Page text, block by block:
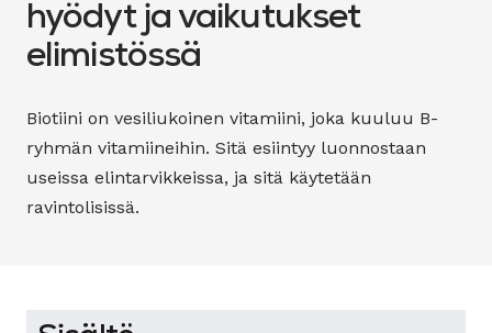
hyödyt ja vaikutukset
elimistössä
Biotiini on vesiliukoinen vitamiini, joka kuuluu B-
ryhmän vitamiineihin. Sitä esiintyy luonnostaan
useissa elintarvikkeissa, ja sitä käytetään
ravintolisissä.